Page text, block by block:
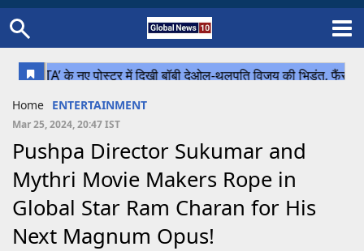
Uttar Pradesh
Chhattisgarh
Bihar
Uttrakhand
Cricket
Football
Home ENTERTAINMENT
Mar 25, 2024, 20:47 IST
Pushpa Director Sukumar and
Mythri Movie Makers Rope in
Global Star Ram Charan for His
Next Magnum Opus!